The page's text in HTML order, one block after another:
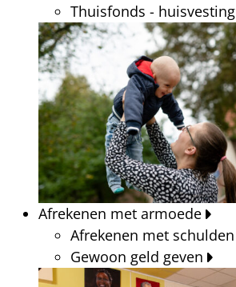
Thuisfonds - huisvesting
Afrekenen met armoede
Afrekenen met schulden
Gewoon geld geven